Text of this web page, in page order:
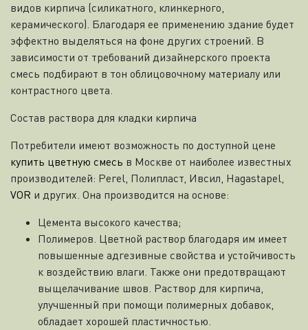
видов кирпича (силикатного, клинкерного,
керамического). Благодаря ее применению здание будет
эффектно выделяться на фоне других строений. В
зависимости от требований дизайнерского проекта
смесь подбирают в тон облицовочному материалу или
контрастного цвета.
Состав раствора для кладки кирпича
Потребители имеют возможность по доступной цене
купить цветную смесь в Москве от наиболее известных
производителей: Perel, Полипласт, Ивсил, Hagastapel,
VOR и других. Она производится на основе:
Цемента высокого качества;
Полимеров. Цветной раствор благодаря им имеет
повышенные адгезивные свойства и устойчивость
к воздействию влаги. Также они предотвращают
выщелачивание швов. Раствор для кирпича,
улучшенный при помощи полимерных добавок,
обладает хорошей пластичностью.